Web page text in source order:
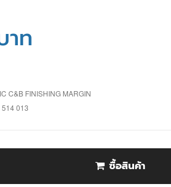
าท
C&B FINISHING MARGIN
013
ซื้อสินค้า